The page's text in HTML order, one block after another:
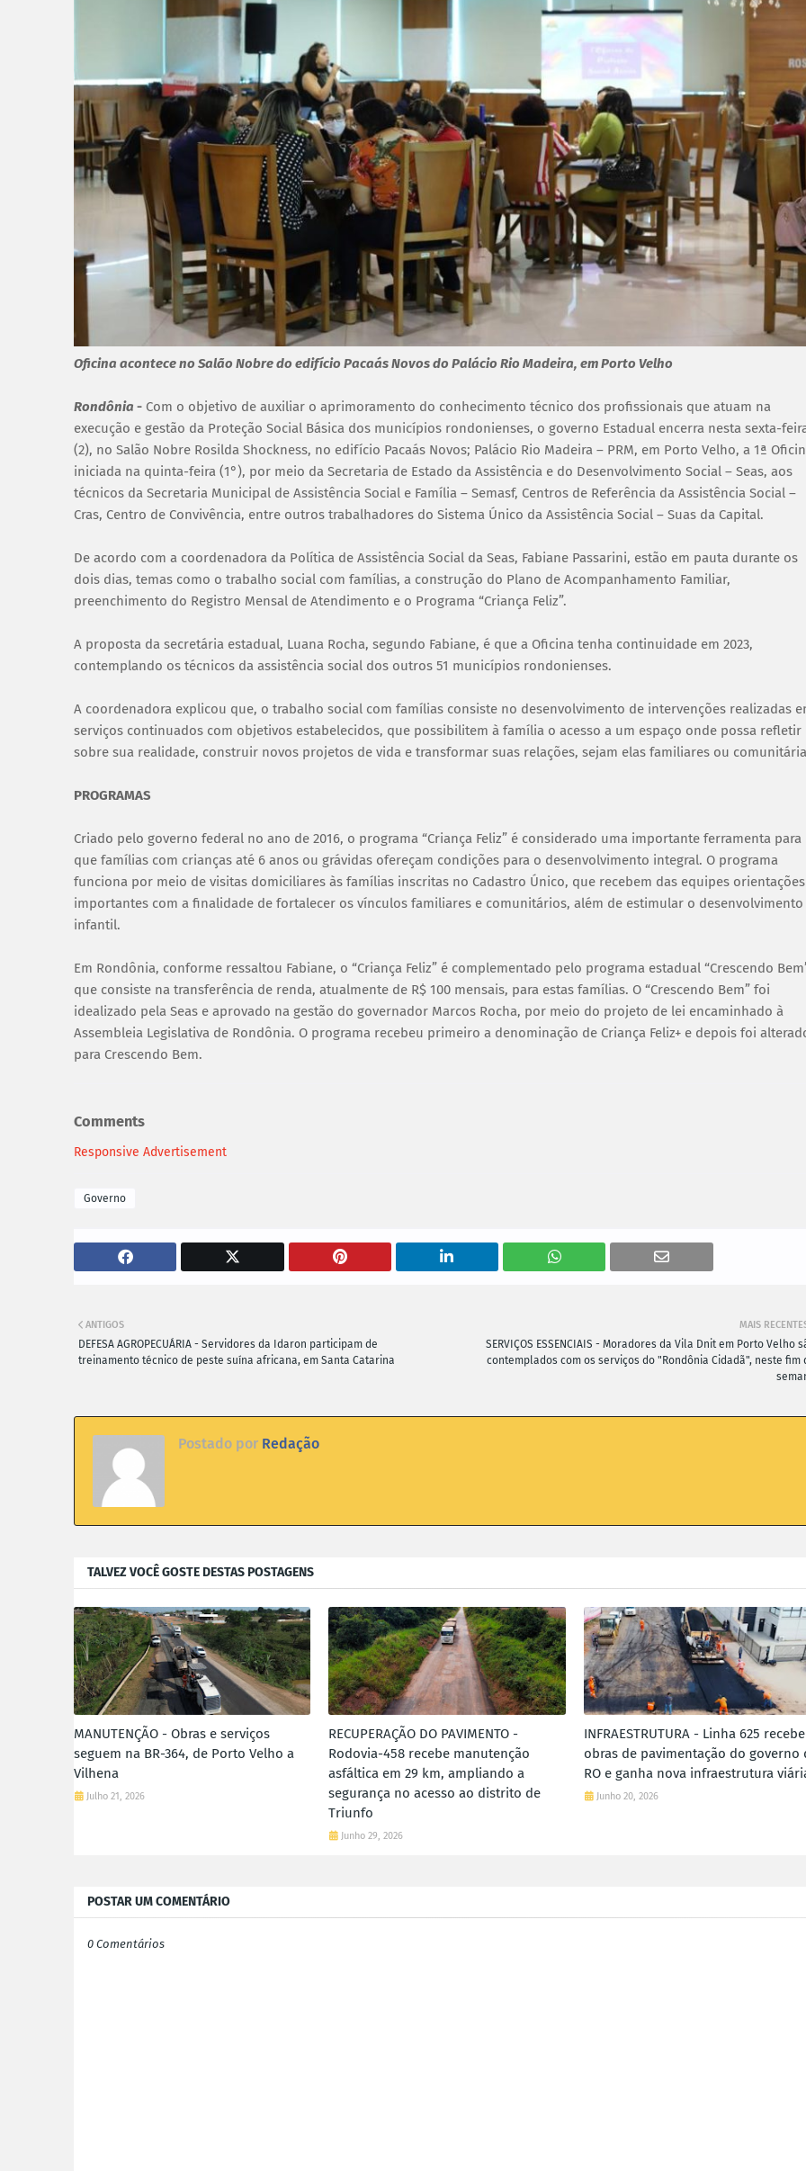
Oficina acontece no Salão Nobre do edifício Pacaás Novos do Palácio Rio Madeira, em Porto Velho
Rondônia - Com o objetivo de auxiliar o aprimoramento do conhecimento técnico dos profissionais que atuam na
execução e gestão da Proteção Social Básica dos municípios rondonienses, o governo Estadual encerra nesta sexta-
(2), no Salão Nobre Rosilda Shockness, no edifício Pacaás Novos; Palácio Rio Madeira – PRM, em Porto Velho, a 1ª
iniciada na quinta-feira (1°), por meio da Secretaria de Estado da Assistência e do Desenvolvimento Social – Seas, aos
técnicos da Secretaria Municipal de Assistência Social e Família – Semasf, Centros de Referência da Assistência Social –
Cras, Centro de Convivência, entre outros trabalhadores do Sistema Único da Assistência Social – Suas da Capital.
De acordo com a coordenadora da Política de Assistência Social da Seas, Fabiane Passarini, estão em pauta durante os
dois dias, temas como o trabalho social com famílias, a construção do Plano de Acompanhamento Familiar,
preenchimento do Registro Mensal de Atendimento e o Programa “Criança Feliz”.
A proposta da secretária estadual, Luana Rocha, segundo Fabiane, é que a Oficina tenha continuidade em 2023,
contemplando os técnicos da assistência social dos outros 51 municípios rondonienses.
A coordenadora explicou que, o trabalho social com famílias consiste no desenvolvimento de intervenções realizadas
serviços continuados com objetivos estabelecidos, que possibilitem à família o acesso a um espaço onde possa refletir
sobre sua realidade, construir novos projetos de vida e transformar suas relações, sejam elas familiares ou
PROGRAMAS
Criado pelo governo federal no ano de 2016, o programa “Criança Feliz” é considerado uma importante ferramenta para
que famílias com crianças até 6 anos ou grávidas ofereçam condições para o desenvolvimento integral. O programa
funciona por meio de visitas domiciliares às famílias inscritas no Cadastro Único, que recebem das equipes orientações
importantes com a finalidade de fortalecer os vínculos familiares e comunitários, além de estimular o desenvolvimento
infantil.
Em Rondônia, conforme ressaltou Fabiane, o “Criança Feliz” é complementado pelo programa estadual “Crescendo
que consiste na transferência de renda, atualmente de R$ 100 mensais, para estas famílias. O “Crescendo Bem” foi
idealizado pela Seas e aprovado na gestão do governador Marcos Rocha, por meio do projeto de lei encaminhado à
Assembleia Legislativa de Rondônia. O programa recebeu primeiro a denominação de Criança Feliz+ e depois foi
para Crescendo Bem.
Comments
Responsive Advertisement
Governo
MAIS
SERVIÇOS ESSENCIAIS - Moradores da Vila Dnit em Porto Velho
contemplados com os serviços do "Rondônia Cidadã", neste fim
ANTIGOS
DEFESA AGROPECUÁRIA - Servidores da Idaron participam de
treinamento técnico de peste suína africana, em Santa Catarina
Postado por Redação
TALVEZ VOCÊ GOSTE DESTAS POSTAGENS
MANUTENÇÃO - Obras e serviços
seguem na BR-364, de Porto Velho a
Vilhena
Julho 21, 2026
RECUPERAÇÃO DO PAVIMENTO -
Rodovia-458 recebe manutenção
asfáltica em 29 km, ampliando a
segurança no acesso ao distrito de
Triunfo
Junho 29, 2026
INFRAESTRUTURA - Linha 625 recebe
obras de pavimentação do governo
RO e ganha nova infraestrutura
Junho 20, 2026
POSTAR UM COMENTÁRIO
0 Comentários